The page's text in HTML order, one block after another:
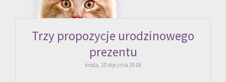
Trzy propozycje urodzinowego
prezentu
środa, 10 stycznia 2018